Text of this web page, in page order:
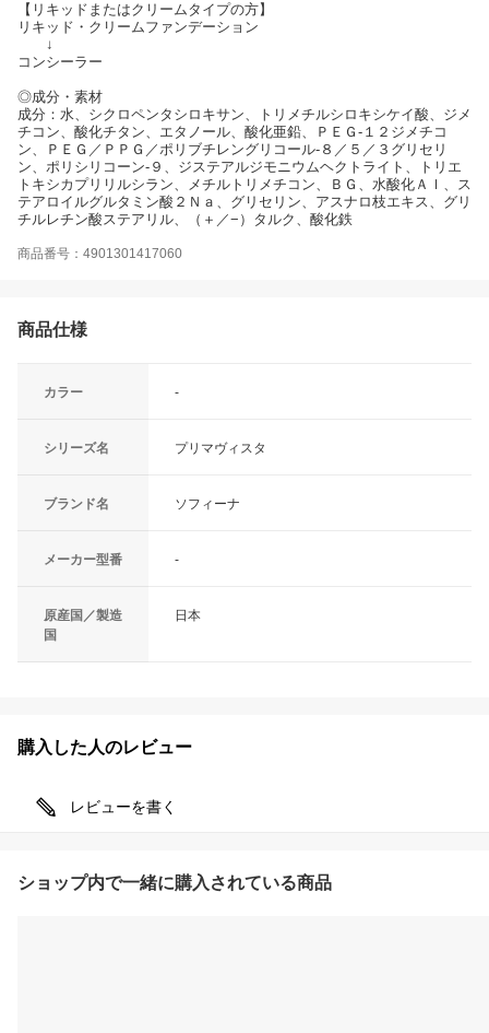
【リキッドまたはクリームタイプの方】
リキッド・クリームファンデーション
↓
コンシーラー
◎成分・素材
成分：水、シクロペンタシロキサン、トリメチルシロキシケイ酸、ジメ
チコン、酸化チタン、エタノール、酸化亜鉛、ＰＥＧ-１２ジメチコ
ン、ＰＥＧ／ＰＰＧ／ポリブチレングリコール-８／５／３グリセリ
ン、ポリシリコーン-９、ジステアルジモニウムヘクトライト、トリエ
トキシカプリリルシラン、メチルトリメチコン、ＢＧ、水酸化Ａｌ、ス
テアロイルグルタミン酸２Ｎａ、グリセリン、アスナロ枝エキス、グリ
チルレチン酸ステアリル、（＋／−）タルク、酸化鉄
商品番号：4901301417060
商品仕様
カラー -
シリーズ名 プリマヴィスタ
ブランド名 ソフィーナ
メーカー型番 -
原産国／製造
国
日本
購入した人のレビュー
レビューを書く
ショップ内で一緒に購入されている商品